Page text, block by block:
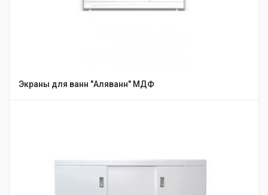
Экраны для ванн "Аляванн" МДФ